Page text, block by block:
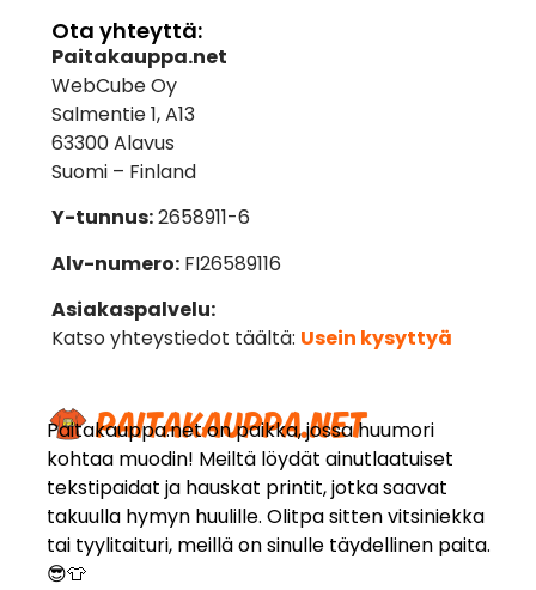
Paitakauppa.net on paikka, jossa huumori
kohtaa muodin! Meiltä löydät ainutlaatuiset
tekstipaidat ja hauskat printit, jotka saavat
takuulla hymyn huulille. Olitpa sitten vitsiniekka
tai tyylitaituri, meillä on sinulle täydellinen paita.
😎👕
Ota yhteyttä:
Paitakauppa.net
WebCube Oy
Salmentie 1, A13
63300 Alavus
Suomi – Finland
Y-tunnus:2658911-6
Alv-numero:FI26589116
Asiakaspalvelu:
Katso yhteystiedot täältä: Usein kysyttyä